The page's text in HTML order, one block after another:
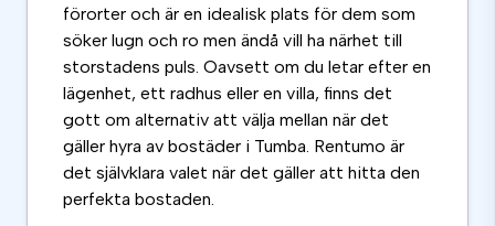
förorter och är en idealisk plats för dem som
söker lugn och ro men ändå vill ha närhet till
storstadens puls. Oavsett om du letar efter en
lägenhet, ett radhus eller en villa, finns det
gott om alternativ att välja mellan när det
gäller hyra av bostäder i Tumba. Rentumo är
det självklara valet när det gäller att hitta den
perfekta bostaden.